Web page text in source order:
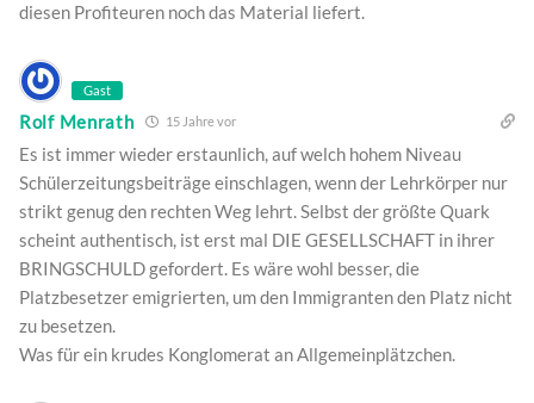
diesen Profiteuren noch das Material liefert.
Gast
Rolf Menrath 15 Jahre vor
Es ist immer wieder erstaunlich, auf welch hohem Niveau
Schülerzeitungsbeiträge einschlagen, wenn der Lehrkörper nur
strikt genug den rechten Weg lehrt. Selbst der größte Quark
scheint authentisch, ist erst mal DIE GESELLSCHAFT in ihrer
BRINGSCHULD gefordert. Es wäre wohl besser, die
Platzbesetzer emigrierten, um den Immigranten den Platz nicht
zu besetzen.
Was für ein krudes Konglomerat an Allgemeinplätzchen.